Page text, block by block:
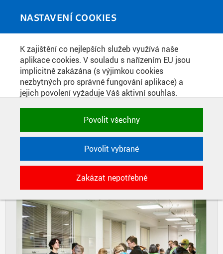
NASTAVENÍ COOKIES
K zajištění co nejlepších služeb využívá naše
aplikace cookies. V souladu s nařízením EU jsou
implicitně zakázána (s výjimkou cookies
nezbytných pro správné fungování aplikace) a
jejich povolení vyžaduje Váš aktivní souhlas.
zakázat, případně vybrat a povolit cookies podle
kategorie. Svoje rozhodnutí můžete samozřejmě
kdykoli změnit.
POTŘEBNÉ
Technické cookies využívané aplikacemi
ČVUT pro uchování jejich nastavení,
vlastností a identifikátorů relace. Jsou
nezbytné pro správné fungování a jsou
vždy aktivní.
Povolit všechny
Povolit vybrané
Zakázat nepotřebné
MEDIATÉKA
You are here
Home Fotografie
SVATOMARTINSKÁ HUSA SE
SCHNEIDER ELECTRIC NA FEL ČVUT
CIHLY